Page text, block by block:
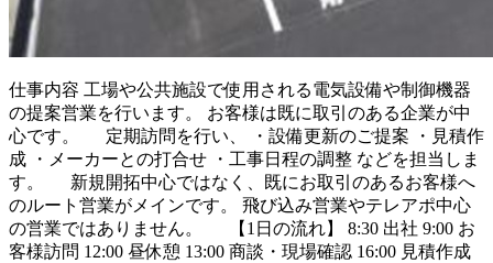
仕事内容 工場や公共施設で使用される電気設備や制御機器
の提案営業を行います。 お客様は既に取引のある企業が中
心です。 定期訪問を行い、 ・設備更新のご提案 ・見積作
成 ・メーカーとの打合せ ・工事日程の調整 などを担当しま
す。 新規開拓中心ではなく、既にお取引のあるお客様へ
のルート営業がメインです。 飛び込み営業やテレアポ中心
の営業ではありません。 【1日の流れ】 8:30 出社 9:00 お
客様訪問 12:00 昼休憩 13:00 商談・現場確認 16:00 見積作成